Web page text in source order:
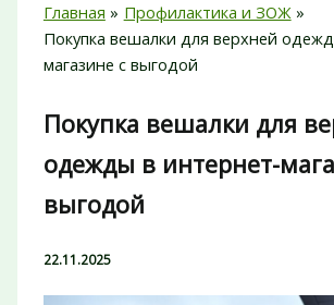
Главная
Профилактика и ЗОЖ
Покупка вешалки для верхней
магазине с выгодой
Покупка вешалки для
одежды в интернет-
выгодой
22.11.2025